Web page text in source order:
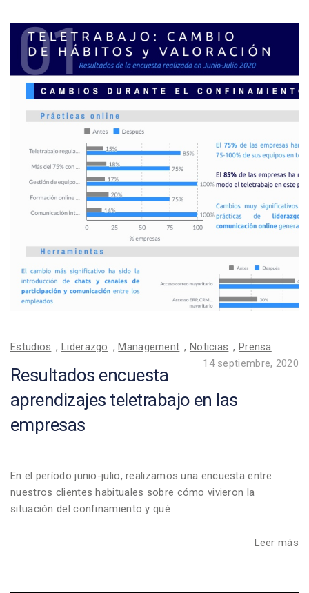
Estudios ,Liderazgo ,Management , Noticias , Prensa
14 septiembre, 2020
Resultados encuesta
aprendizajes teletrabajo en las
empresas
En el período junio-julio, realizamos una encuesta entre
nuestros clientes habituales sobre cómo vivieron la
situación del confinamiento y qué
Leer más